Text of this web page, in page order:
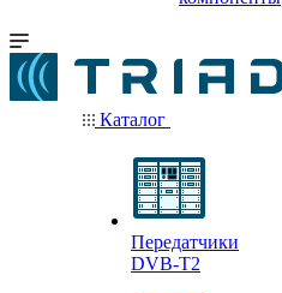
Каталог
Передатчики
DVB-T2